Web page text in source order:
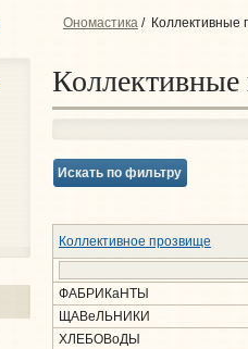
Ономастика/ Коллективные
Искать по фильтру
Коллективное прозвище
ФАБРИКаНТЫ
ЩАВеЛЬНИКИ
ХЛЕБОВоДЫ